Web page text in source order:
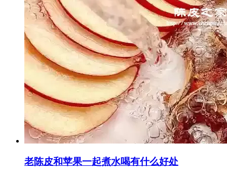
老陈皮和苹果一起煮水喝有什么好处